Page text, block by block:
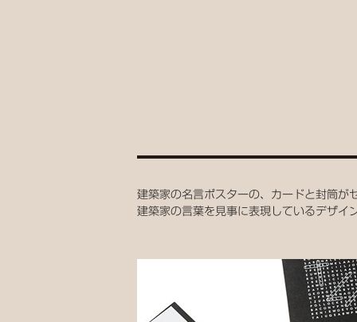
建築家の名言ポスターの、カードと封筒が
建築家の言葉を見事に表現しているデザイ